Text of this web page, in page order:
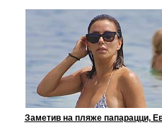
Заметив на пляже папарацци,